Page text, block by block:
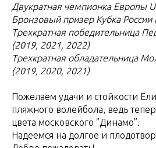
Двукратная чемпионка Европы
Бронзовый призер Кубка России
Трехкратная победительница
(2019, 2021, 2022)
Трехкратная обладательница
(2019, 2020, 2021)
Пожелаем удачи и стойкости
пляжного волейбола, ведь
цвета московского ‘’Динамо’’.
Надеемся на долгое и